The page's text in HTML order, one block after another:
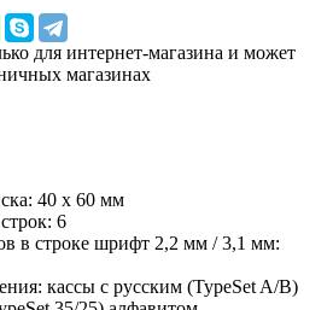
для интернет-магазина и может
магазинах
40 x 60 мм
6
в строке шрифт 2,2 мм / 3,1 мм:
кассы с русским (TypeSet A/B)